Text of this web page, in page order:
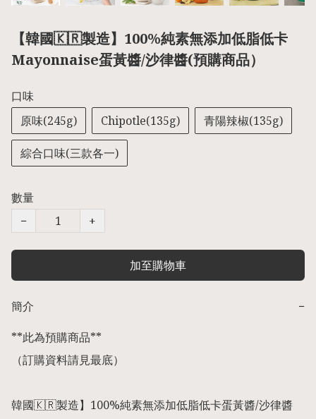
【韓國🇰🇷製造】100%純素無添加低脂低卡
Mayonnaise蛋黃醬/沙律醬(預購商品）
口味
原味(245g)
Chipotle(135g) 青陽辣椒(135g)
綜合口味(三款各一)
數量
−
+
加至購物車
簡介
−
**此為預購商品**
（訂購資料請見最底）
韓國🇰🇷製造】100%純素無添加低脂低卡蛋黃醬/沙律醬